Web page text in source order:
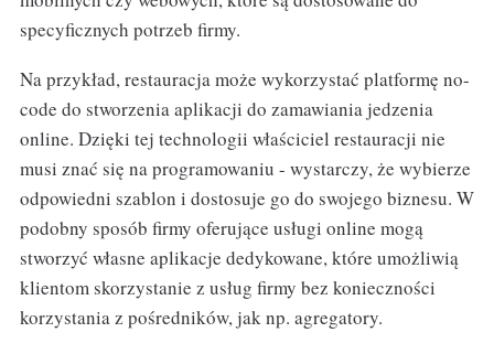
specyficznych potrzeb firmy.
Na przykład, restauracja może wykorzystać platformę no-
code do stworzenia aplikacji do zamawiania jedzenia
online. Dzięki tej technologii właściciel restauracji nie
musi znać się na programowaniu - wystarczy, że wybierze
odpowiedni szablon i dostosuje go do swojego biznesu. W
podobny sposób firmy oferujące usługi online mogą
stworzyć własne aplikacje dedykowane, które umożliwią
klientom skorzystanie z usług firmy bez konieczności
korzystania z pośredników, jak np. agregatory.